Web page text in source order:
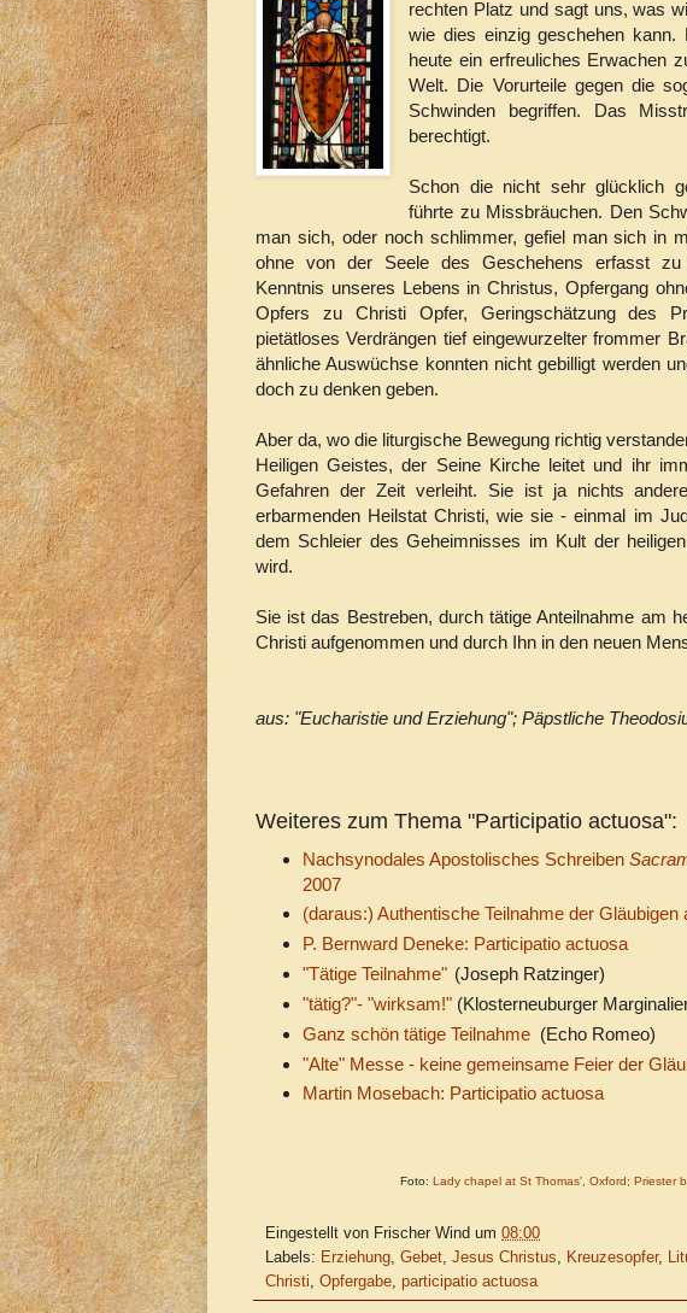
rechten Platz und sagt uns, was
wie dies einzig geschehen
heute ein erfreuliches Erwachen
Welt. Die Vorurteile gegen die
Schwinden begriffen. Das
berechtigt.
Schon die nicht sehr glücklich
führte zu Missbräuchen. Den
man sich, oder noch schlimmer, gefiel man sich in
ohne von der Seele des Geschehens erfasst zu
Kenntnis unseres Lebens in Christus, Opfergang
Opfers zu Christi Opfer, Geringschätzung des
pietätloses Verdrängen tief eingewurzelter frommer
ähnliche Auswüchse konnten nicht gebilligt werden
doch zu denken geben.
Aber da, wo die liturgische Bewegung richtig
Heiligen Geistes, der Seine Kirche leitet und ihr
Gefahren der Zeit verleiht. Sie ist ja nichts
erbarmenden Heilstat Christi, wie sie - einmal im
dem Schleier des Geheimnisses im Kult der
wird.
Sie ist das Bestreben, durch tätige Anteilnahme am
Christi aufgenommen und durch Ihn in den neuen
aus: "Eucharistie und Erziehung"; Päpstliche
Weiteres zum Thema "Participatio actuosa":
Nachsynodales Apostolisches Schreiben
2007
(daraus:) Authentische Teilnahme der Gläubigen
P. Bernward Deneke: Participatio actuosa
"Tätige Teilnahme" (Joseph Ratzinger)
"tätig?"- "wirksam!"(Klosterneuburger
Ganz schön tätige Teilnahme(Echo Romeo)
"Alte" Messe - keine gemeinsame Feier der
Martin Mosebach: Participatio actuosa
Foto: Lady chapel at St Thomas', Oxford; Priester
Eingestellt von Frischer Wind um 08:00
Labels: Erziehung, Gebet, Jesus Christus, Kreuzesopfer,
Christi, Opfergabe, participatio actuosa